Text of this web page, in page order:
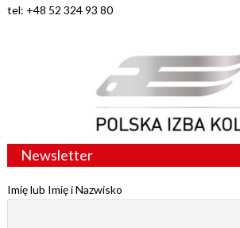
tel: +48 52 324 93 80
Newsletter
Imię lub Imię i Nazwisko